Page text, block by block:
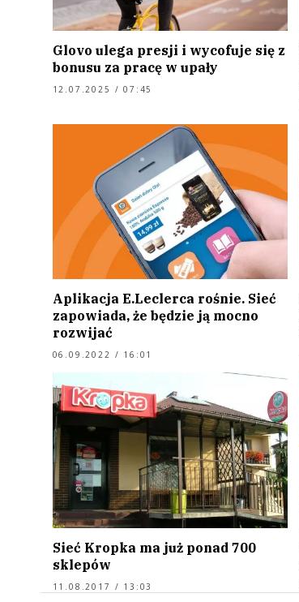
Glovo ulega presji i wycofuje się z
bonusu za pracę w upały
12.07.2025 / 07:45
Aplikacja E.Leclerca rośnie. Sieć
zapowiada, że będzie ją mocno
rozwijać
06.09.2022 / 16:01
Sieć Kropka ma już ponad 700
sklepów
11.08.2017 / 13:03